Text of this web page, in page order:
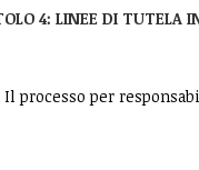
4: LINEE DI TUTELA
Il processo per